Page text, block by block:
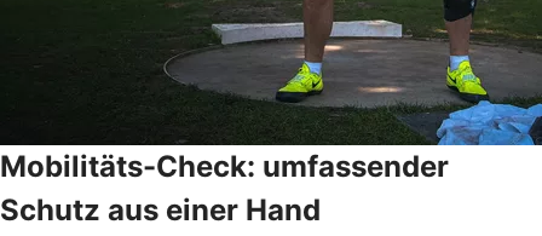
Mobilitäts-Check: umfassender
Schutz aus einer Hand